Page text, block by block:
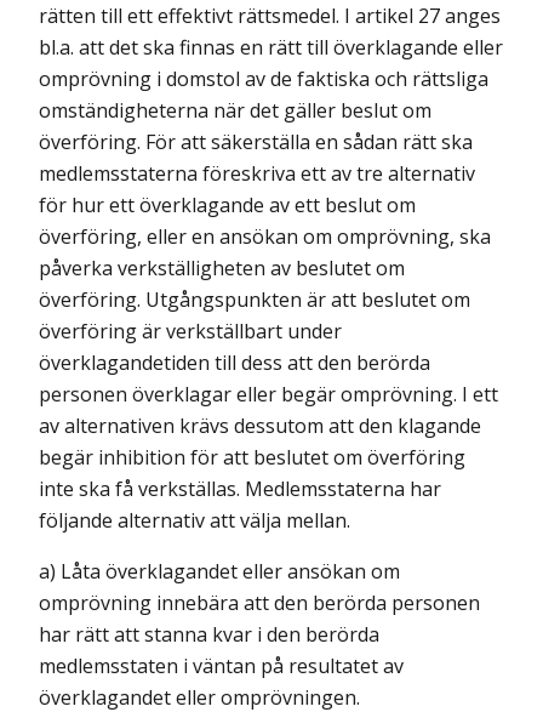
rätten till ett effektivt rättsmedel. I artikel 27 anges
bl.a. att det ska finnas en rätt till överklagande eller
omprövning i domstol av de faktiska och rättsliga
omständigheterna när det gäller beslut om
överföring. För att säkerställa en sådan rätt ska
medlemsstaterna föreskriva ett av tre alternativ
för hur ett överklagande av ett beslut om
överföring, eller en ansökan om omprövning, ska
påverka verkställigheten av beslutet om
överföring. Utgångspunkten är att beslutet om
överföring är verkställbart under
överklagandetiden till dess att den berörda
personen överklagar eller begär omprövning. I ett
av alternativen krävs dessutom att den klagande
begär inhibition för att beslutet om överföring
inte ska få verkställas. Medlemsstaterna har
följande alternativ att välja mellan.
a) Låta överklagandet eller ansökan om
omprövning innebära att den berörda personen
har rätt att stanna kvar i den berörda
medlemsstaten i väntan på resultatet av
överklagandet eller omprövningen.